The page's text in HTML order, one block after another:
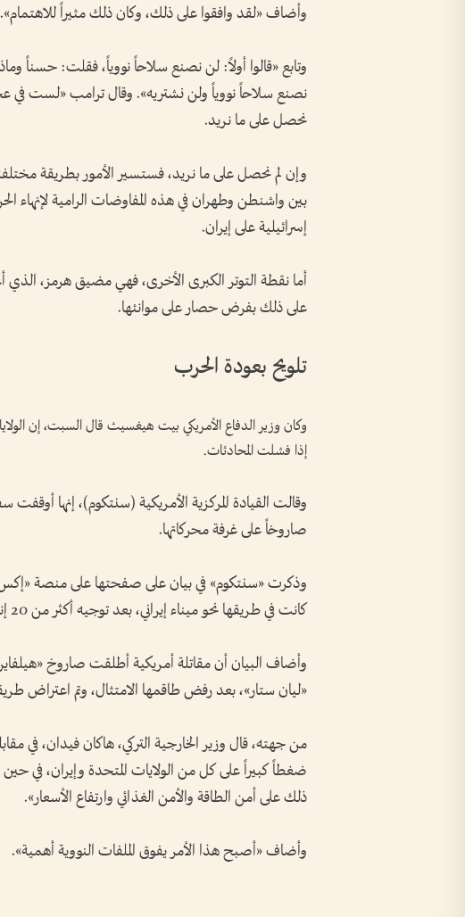
وأضاف «لقد وافقوا على ذلك، وكان ذلك مثيراً للاهتمام».
وتابع «قالوا أولاً: لن نصنع سلاحاً نووياً، فقلت: حسناً
نصنع سلاحاً نووياً ولن نشتريه». وقال ترامب «لست في
نحصل على ما نريد.
وإن لم نحصل على ما نريد، فستسير الأمور بطريقة
إسرائيلية على إيران.
أما نقطة التوتر الكبرى الأخرى، فهي مضيق هرمز،
على ذلك بفرض حصار على موانئها.
تلويح بعودة الحرب
وكان وزير الدفاع الأمريكي بيت هيغسيث قال السبت، إن
إذا فشلت المحادثات.
وقالت القيادة المركزية الأمريكية (سنتكوم)، إنها
صاروخاً على غرفة محركاتها.
وذكرت «سنتكوم» في بيان على صفحتها على منصة
كانت في طريقها نحو ميناء إيراني، بعد توجيه أكثر من 20 إنذاراً لها، وإبلاغها بمخالفة الحصار الأمريكي.
وأضاف البيان أن مقاتلة أمريكية أطلقت صاروخ
«ليان ستار»، بعد رفض طاقمها الامتثال، وتم اعتراض
من جهته، قال وزير الخارجية التركي، هاكان فيدان، في
ضغطاً كبيراً على كل من الولايات المتحدة وإيران، في حين
ذلك على أمن الطاقة والأمن الغذائي وارتفاع الأسعار».
وأضاف «أصبح هذا الأمر يفوق الملفات النووية أهمية».